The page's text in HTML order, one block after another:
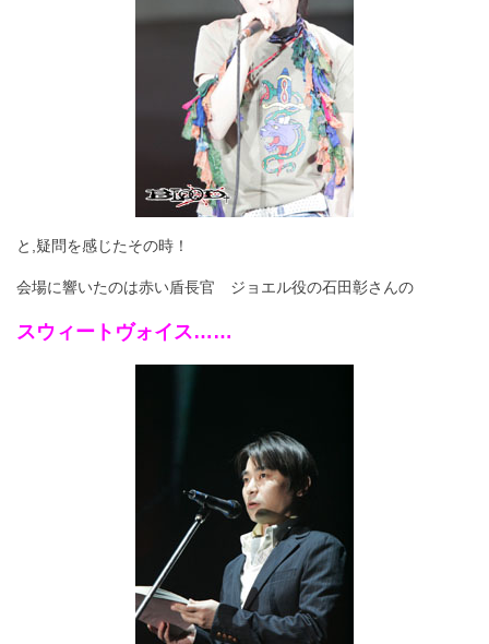
と,疑問を感じたその時！
会場に響いたのは赤い盾長官 ジョエル役の石田彰さんの
スウィートヴォイス……